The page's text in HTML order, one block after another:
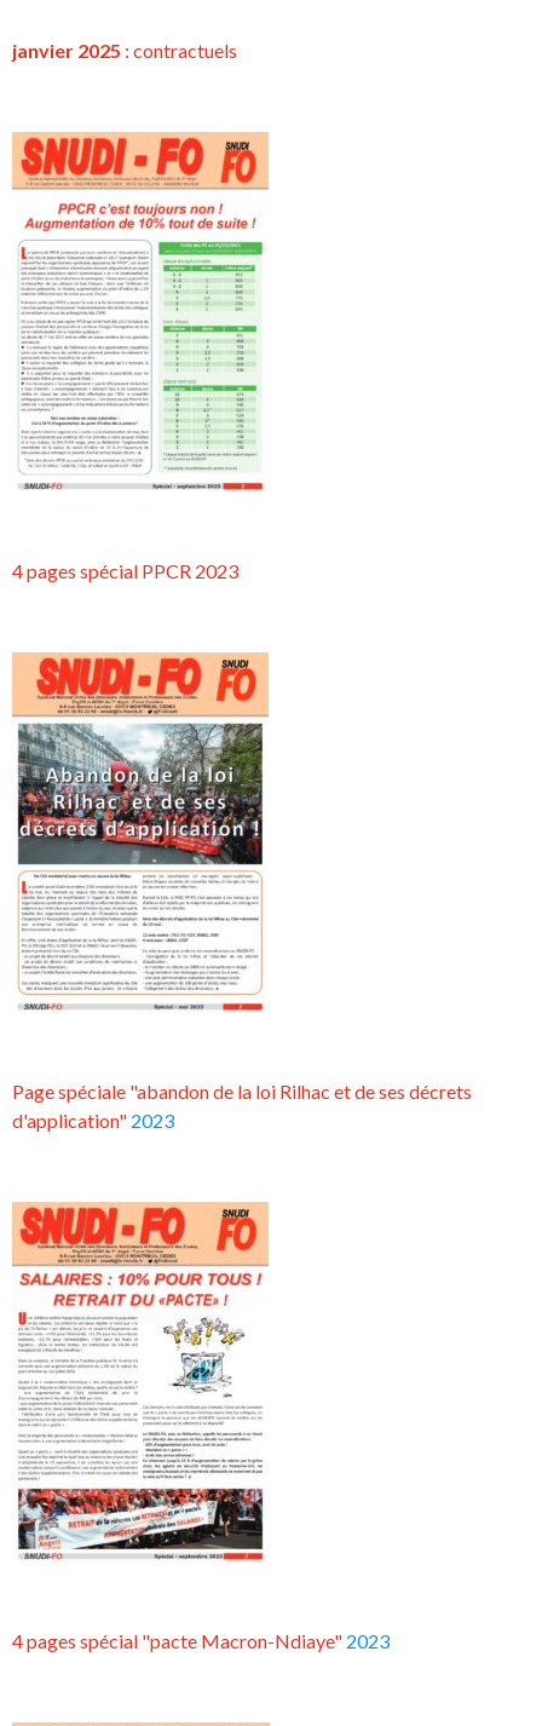
janvier 2025 : contractuels
4 pages spécial PPCR 2023
Page spéciale "abandon de la loi Rilhac et de ses décrets
d'application" 2023
4 pages spécial "pacte Macron-Ndiaye" 2023